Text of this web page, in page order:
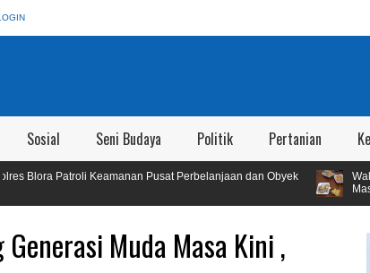
Sosial Seni Budaya Politik Pertanian
Pusat Perbelanjaan dan Obyek
Wakil Bupati Blora
Muda Masa Kini ,